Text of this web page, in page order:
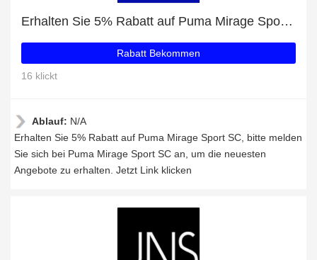
Erhalten Sie 5% Rabatt auf Puma Mirage Sport SC
Rabatt Bekommen
16 klickt
Ablauf: N/A
Erhalten Sie 5% Rabatt auf Puma Mirage Sport SC, bitte melden
Sie sich bei Puma Mirage Sport SC an, um die neuesten
Angebote zu erhalten. Jetzt Link klicken